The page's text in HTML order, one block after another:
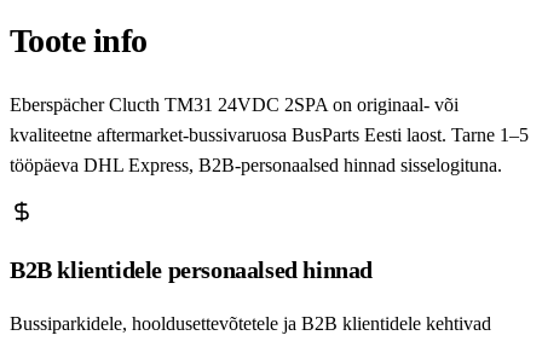
Toote info
Eberspächer Clucth TM31 24VDC 2SPA on originaal- või
kvaliteetne aftermarket-bussivaruosa BusParts Eesti laost. Tarne 1–5
tööpäeva DHL Express, B2B-personaalsed hinnad sisselogituna.
B2B klientidele personaalsed hinnad
Bussiparkidele, hooldusettevõtetele ja B2B klientidele kehtivad